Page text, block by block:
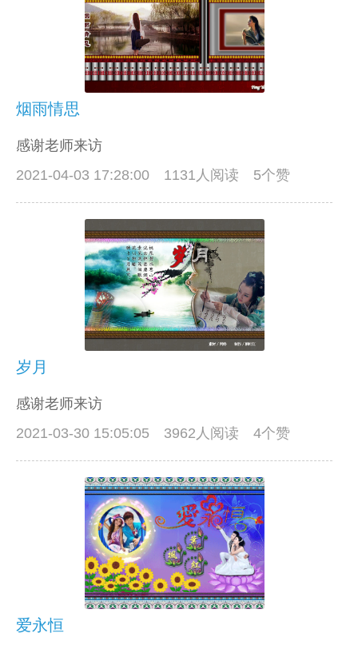
烟雨情思
感谢老师来访
2021-04-03 17:28:00
1131人阅读 5个赞
岁月
感谢老师来访
2021-03-30 15:05:05
3962人阅读 4个赞
爱永恒